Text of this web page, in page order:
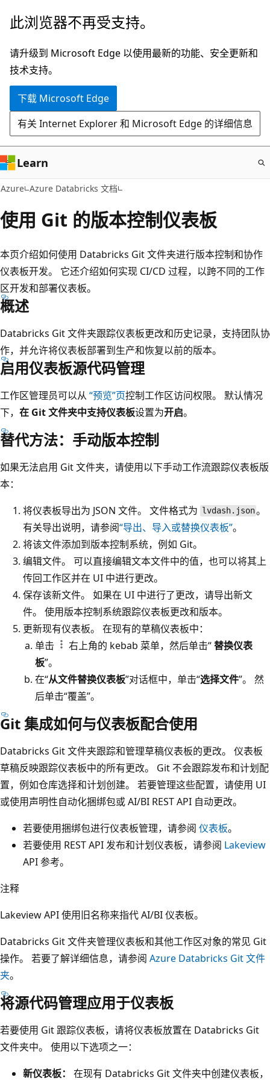
跳
主
要
内
此浏览器不再受支持。
请升级到 Microsoft Edge 以使用最新的功能、安全更新和
技术支持。
下载 Microsoft Edge
有关 Internet Explorer 和 Microsoft Edge 的详细信息
Learn
Azure Azure Databricks 文档
使用 Git 的版本控制仪表板
本页介绍如何使用 Databricks Git 文件夹进行版本控制和协作
仪表板开发。 它还介绍如何实现 CI/CD 过程，以跨不同的工作
区开发和部署仪表板。
概述
Databricks Git 文件夹跟踪仪表板更改和历史记录，支持团队协
作，并允许将仪表板部署到生产和恢复以前的版本。
启用仪表板源代码管理
工作区管理员可以从 “预览”页控制工作区访问权限。 默认情况
下， 在 Git 文件夹中支持仪表板设置为开启。
替代方法：手动版本控制
如果无法启用 Git 文件夹，请使用以下手动工作流跟踪仪表板版
本：
将仪表板导出为 JSON 文件。 文件格式为 lvdash.json。
有关导出说明，请参阅“导出、导入或替换仪表板”。
将该文件添加到版本控制系统，例如 Git。
编辑文件。 可以直接编辑文本文件中的值，也可以将其上
传回工作区并在 UI 中进行更改。
保存该新文件。 如果在 UI 中进行了更改，请导出新文
件。 使用版本控制系统跟踪仪表板更改和版本。
更新现有仪表板。 在现有的草稿仪表板中：
单击
右上角的 kebab 菜单，然后单击“替换仪表
板”。
在“从文件替换仪表板”对话框中，单击“选择文件”。 然
后单击“覆盖”。
Git 集成如何与仪表板配合使用
Databricks Git 文件夹跟踪和管理草稿仪表板的更改。 仪表板
草稿反映跟踪仪表板中的所有更改。 Git 不会跟踪发布和计划配
置，例如仓库选择和计划创建。 若要管理这些配置，请使用 UI
或使用声明性自动化捆绑包或 AI/BI REST API 自动更改。
若要使用捆绑包进行仪表板管理，请参阅 仪表板。
若要使用 REST API 发布和计划仪表板，请参阅 Lakeview
API 参考。
注释
Lakeview API 使用旧名称来指代 AI/BI 仪表板。
Databricks Git 文件夹管理仪表板和其他工作区对象的常见 Git
操作。 若要了解详细信息，请参阅 Azure Databricks Git 文件
夹。
将源代码管理应用于仪表板
若要使用 Git 跟踪仪表板，请将仪表板放置在 Databricks Git
文件夹中。 使用以下选项之一：
新仪表板：
在现有 Databricks Git 文件夹中创建仪表板，